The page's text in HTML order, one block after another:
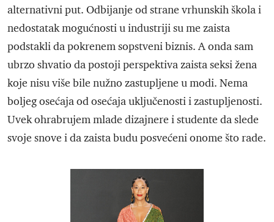
alternativni put. Odbijanje od strane vrhunskih škola i
nedostatak mogućnosti u industriji su me zaista
podstakli da pokrenem sopstveni biznis. A onda sam
ubrzo shvatio da postoji perspektiva zaista seksi žena
koje nisu više bile nužno zastupljene u modi. Nema
boljeg osećaja od osećaja uključenosti i zastupljenosti.
Uvek ohrabrujem mlade dizajnere i studente da slede
svoje snove i da zaista budu posvećeni onome što rade.